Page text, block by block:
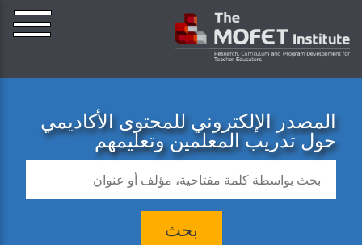
المصدر الإلكتروني للمحتوى الأكاديمي
حول تدريب المعلمين وتعليمهم
بحث